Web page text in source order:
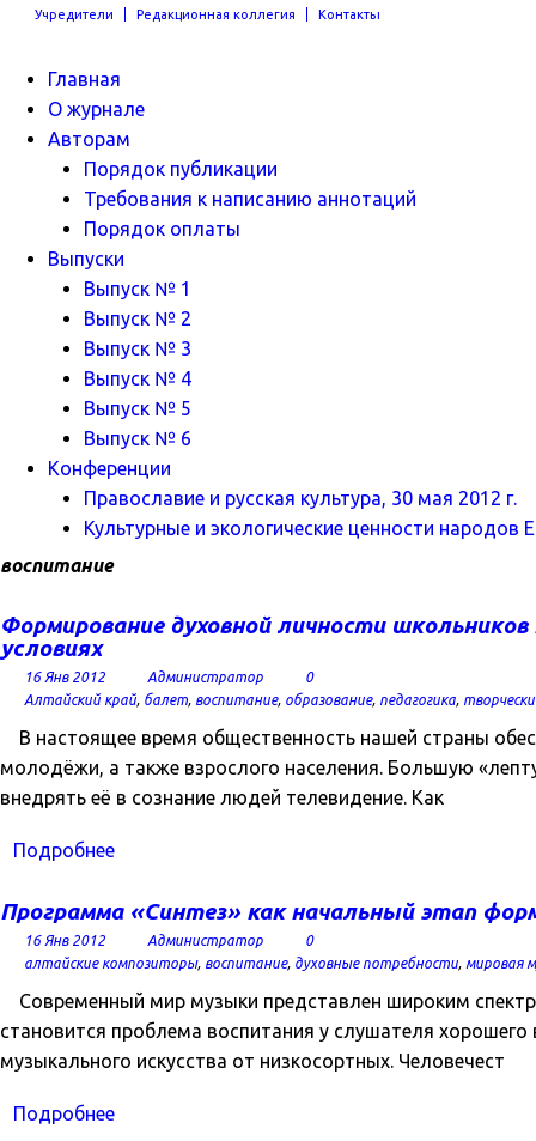
Учредители Редакционная коллегия Контакты
Главная
О журнале
Авторам
Порядок публикации
Требования к написанию аннотаций
Порядок оплаты
Выпуски
Выпуск № 1
Выпуск № 2
Выпуск № 3
Выпуск № 4
Выпуск № 5
Выпуск № 6
Конференции
Православие и русская культура, 30 мая 2012 г.
Культурные и экологические ценности народов
воспитание
Формирование духовной личности
условиях
16 Янв 2012 Администратор
0
Алтайский край, балет, воспитание, образование, педагогика,
В настоящее время общественность нашей страны
молодёжи, а также взрослого населения. Большую
внедрять её в сознание людей телевидение. Как
Подробнее
Программа «Синтез» как начальный этап
16 Янв 2012 Администратор
0
алтайские композиторы, воспитание, духовные потребности, мировая
Современный мир музыки представлен широким
становится проблема воспитания у слушателя
музыкального искусства от низкосортных. Человечест
Подробнее